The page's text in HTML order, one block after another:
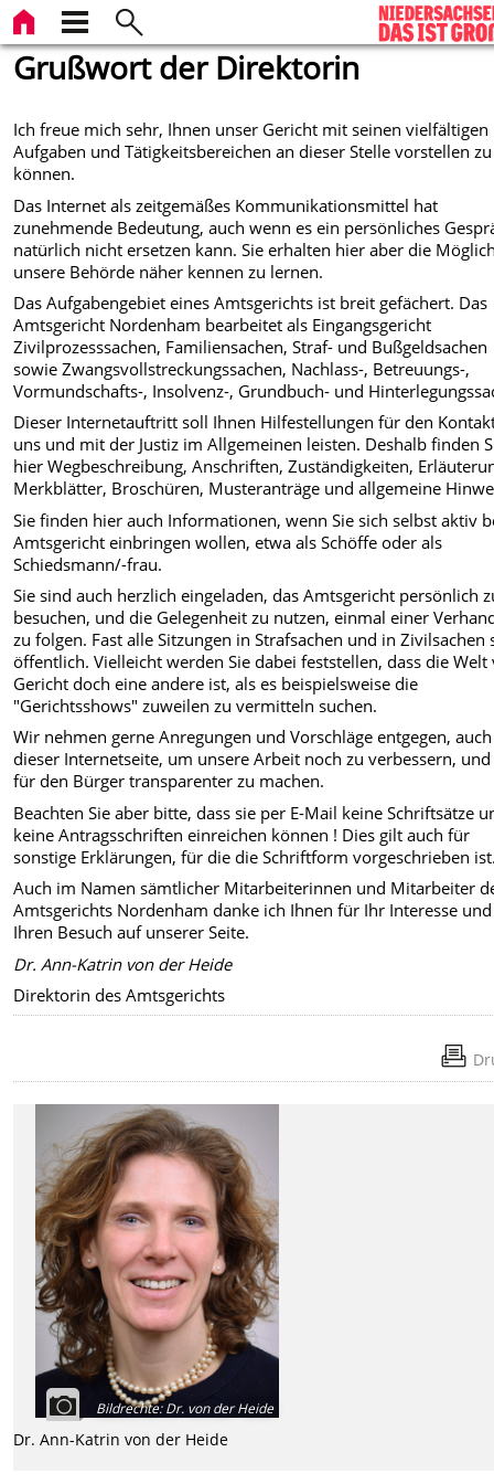
Grußwort der Direktorin
Ich freue mich sehr, Ihnen unser Gericht mit seinen vielfältigen
Aufgaben und Tätigkeitsbereichen an dieser Stelle vorstellen zu
können.
Das Internet als zeitgemäßes Kommunikationsmittel hat
zunehmende Bedeutung, auch wenn es ein persönliches
natürlich nicht ersetzen kann. Sie erhalten hier aber die
unsere Behörde näher kennen zu lernen.
Das Aufgabengebiet eines Amtsgerichts ist breit gefächert. Das
Amtsgericht Nordenham bearbeitet als Eingangsgericht
Zivilprozesssachen, Familiensachen, Straf- und Bußgeldsachen
sowie Zwangsvollstreckungssachen, Nachlass-, Betreuungs-,
Vormundschafts-, Insolvenz-, Grundbuch- und
Dieser Internetauftritt soll Ihnen Hilfestellungen für den
uns und mit der Justiz im Allgemeinen leisten. Deshalb finden
hier Wegbeschreibung, Anschriften, Zuständigkeiten,
Merkblätter, Broschüren, Musteranträge und allgemeine
Sie finden hier auch Informationen, wenn Sie sich selbst aktiv
Amtsgericht einbringen wollen, etwa als Schöffe oder als
Schiedsmann/-frau.
Sie sind auch herzlich eingeladen, das Amtsgericht persönlich
besuchen, und die Gelegenheit zu nutzen, einmal einer
zu folgen. Fast alle Sitzungen in Strafsachen und in Zivilsachen
öffentlich. Vielleicht werden Sie dabei feststellen, dass die Welt
Gericht doch eine andere ist, als es beispielsweise die
"Gerichtsshows" zuweilen zu vermitteln suchen.
Wir nehmen gerne Anregungen und Vorschläge entgegen,
dieser Internetseite, um unsere Arbeit noch zu verbessern, und
für den Bürger transparenter zu machen.
Beachten Sie aber bitte, dass sie per E-Mail keine Schriftsätze
keine Antragsschriften einreichen können ! Dies gilt auch für
sonstige Erklärungen, für die die Schriftform vorgeschrieben
Auch im Namen sämtlicher Mitarbeiterinnen und Mitarbeiter
Amtsgerichts Nordenham danke ich Ihnen für Ihr Interesse und
Ihren Besuch auf unserer Seite.
Dr. Ann-Katrin von der Heide
Direktorin des Amtsgerichts
Bildrechte:Dr. von der Heide
Dr. Ann-Katrin von der Heide